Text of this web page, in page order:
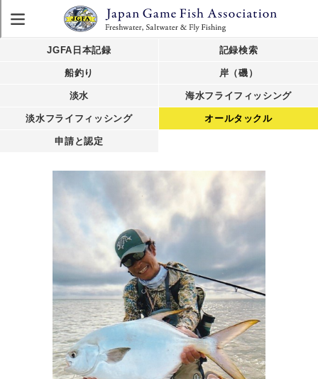
JGFA日本記録 記録検索
船釣り 岸（磯）
淡水 海水フライフィッシング
淡水フライフィッシング オールタックル
申請と認定